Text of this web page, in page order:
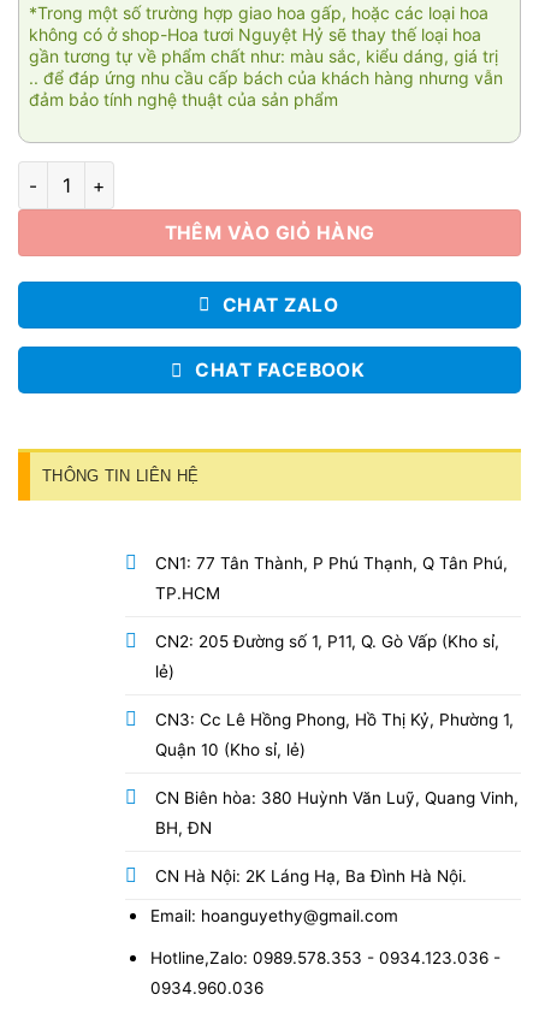
*Trong một số trường hợp giao hoa gấp, hoặc các loại hoa
không có ở shop-Hoa tươi Nguyệt Hỷ sẽ thay thế loại hoa
gần tương tự về phẩm chất như: màu sắc, kiểu dáng, giá trị
.. để đáp ứng nhu cầu cấp bách của khách hàng nhưng vẫn
đảm bảo tính nghệ thuật của sản phẩm
Hồng xinh 2 số lượng
THÊM VÀO GIỎ HÀNG
CHAT ZALO
CHAT FACEBOOK
THÔNG TIN LIÊN HỆ
CN1: 77 Tân Thành, P Phú Thạnh, Q Tân Phú,
TP.HCM
CN2: 205 Đường số 1, P11, Q. Gò Vấp (Kho sỉ,
lẻ)
CN3: Cc Lê Hồng Phong, Hồ Thị Kỷ, Phường 1,
Quận 10 (Kho sỉ, lẻ)
CN Biên hòa: 380 Huỳnh Văn Luỹ, Quang Vinh,
BH, ĐN
CN Hà Nội: 2K Láng Hạ, Ba Đình Hà Nội.
Email: hoanguyethy@gmail.com
Hotline,Zalo: 0989.578.353 - 0934.123.036 -
0934.960.036